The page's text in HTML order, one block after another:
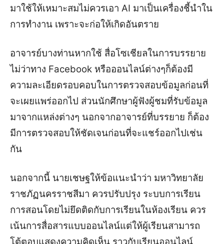
มาใช้ให้เหมาะสมไม่ควรเอา AI มาเป็นเครื่องชี้นำใน
การทำงาน เพราะจะก่อให้เกิดอันตราย
อาจารย์บางท่านหากใช้ สื่อโซเชียลในการบรรยาย
ไม่ว่าทาง Facebook หรือออนไลน์ต่างๆก็ต้องมี
ความละเอียดรอบคอบในการตรวจสอบข้อมูลก่อนที่
จะเผยแพร่ออกไป ส่วนนักศึกษาผู้ฟังผู้ชมที่รับข้อมูล
มาจากแหล่งต่างๆ นอกจากอาจารย์ที่บรรยาย ก็ต้อง
มีการตรวจสอบให้ชัดเจนก่อนที่จะแชร์ออกไปเช่น
กัน
นอกจากนี้ นายเชษฐให้ข้อแนะนำว่า มหาวิทยาลัย
ราชภัฏนครราชสีมา ควรปรับปรุง ระบบการเรียน
การสอนโดยไม่ยึดติดกับการเรียนในห้องเรียน ควร
เน้นการสื่อสารแบบออนไลน์แต่ให้ผู้เรียนสามารถ